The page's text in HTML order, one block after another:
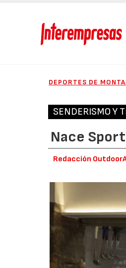
DEPORTES DE
SENDERISMO Y
Nace
Redacción